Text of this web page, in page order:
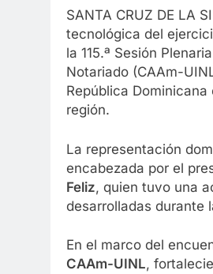
SANTA CRUZ DE LA
tecnológica del
la 115.ª Sesión
Notariado (CAAm-
República
región.
La representación
encabezada por el
Feliz, quien tuvo una
desarrolladas durante
En el marco del
CAAm-UINL,